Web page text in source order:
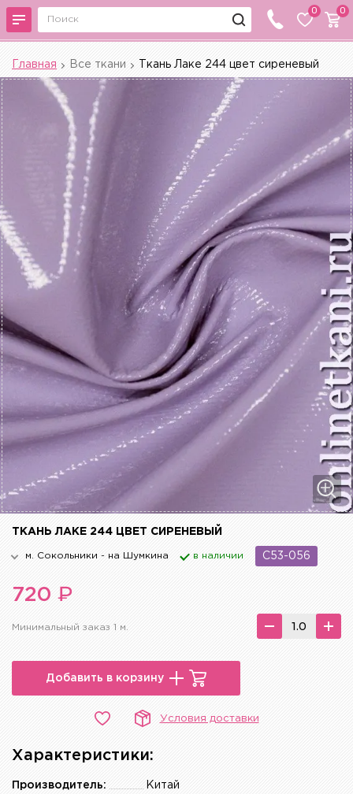
0 0
Главная Все ткани Ткань Лаке 244 цвет сиреневый
ТКАНЬ ЛАКЕ 244 ЦВЕТ СИРЕНЕВЫЙ
м. Сокольники - на Шумкина в наличии C53-056
720 ₽
Минимальный заказ 1 м.
Добавить в корзину
Условия доставки
Характеристики:
Китай
Производитель: